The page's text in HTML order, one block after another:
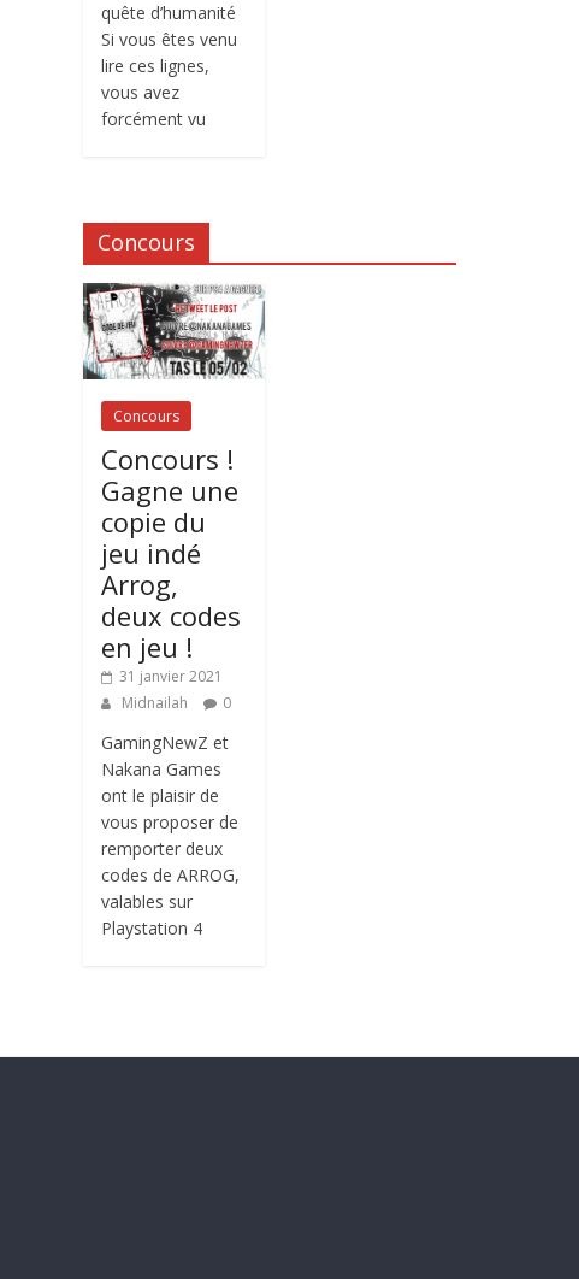
quête d’humanité
Si vous êtes venu
lire ces lignes,
vous avez
forcément vu
Concours
Concours
Concours !
Gagne une
copie du
jeu indé
Arrog,
deux codes
en jeu !
31 janvier 2021
Midnailah
0
GamingNewZ et
Nakana Games
ont le plaisir de
vous proposer de
remporter deux
codes de ARROG,
valables sur
Playstation 4